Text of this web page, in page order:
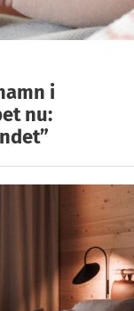
i
nu: